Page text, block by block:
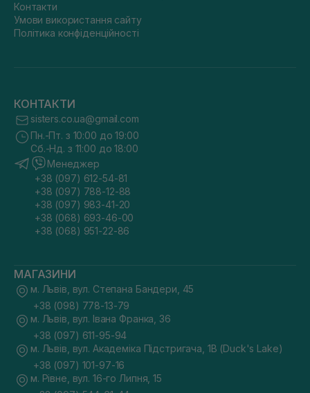
Контакти
Умови використання сайту
Політика конфіденційності
КОНТАКТИ
sisters.co.ua@gmail.com
Пн.-Пт. з 10:00 до 19:00
Сб.-Нд. з 11:00 до 18:00
Менеджер
+38 (097) 612-54-81
+38 (097) 788-12-88
+38 (097) 983-41-20
+38 (068) 693-46-00
+38 (068) 951-22-86
МАГАЗИНИ
м. Львів, вул. Степана Бандери, 45
+38 (098) 778-13-79
м. Львів, вул. Івана Франка, 36
+38 (097) 611-95-94
м. Львів, вул. Академіка Підстригача, 1В (Duck's Lake)
+38 (097) 101-97-16
м. Рівне, вул. 16-го Липня, 15